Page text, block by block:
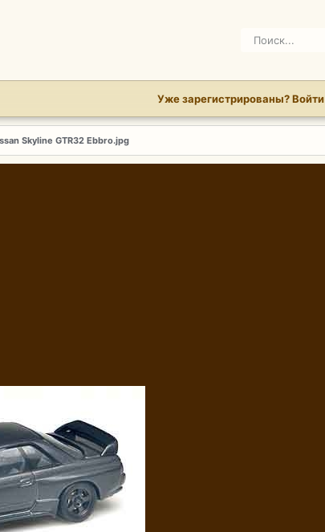
Уже зарегистрированы? Войти
Skyline GTR32 Ebbro.jpg